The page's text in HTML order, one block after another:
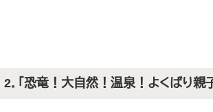
2．「恐竜！大自然！温泉！よくばり親